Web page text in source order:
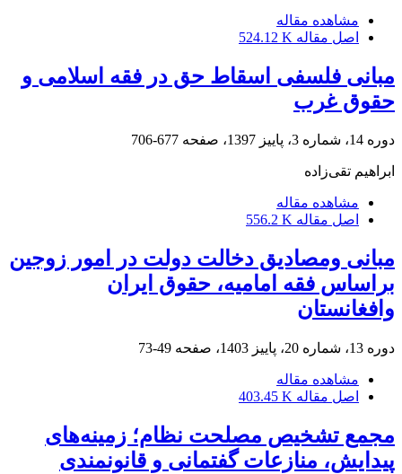
مشاهده مقاله
اصل مقاله 524.12 K
مبانی فلسفی اسقاط حق در فقه اسلامی و
حقوق غرب
دوره 14، شماره 3، پاییز 1397، صفحه 677-706
ابراهیم تقی‌زاده
مشاهده مقاله
اصل مقاله 556.2 K
مبانی ومصادیق دخالت دولت در امور زوجین
براساس فقه امامیه، حقوق ایران
وافغانستان
دوره 13، شماره 20، پاییز 1403، صفحه 49-73
مشاهده مقاله
اصل مقاله 403.45 K
مجمع تشخیص مصلحت نظام؛ زمینه‌های
پیدایش، منازعات گفتمانی و قانونمندی